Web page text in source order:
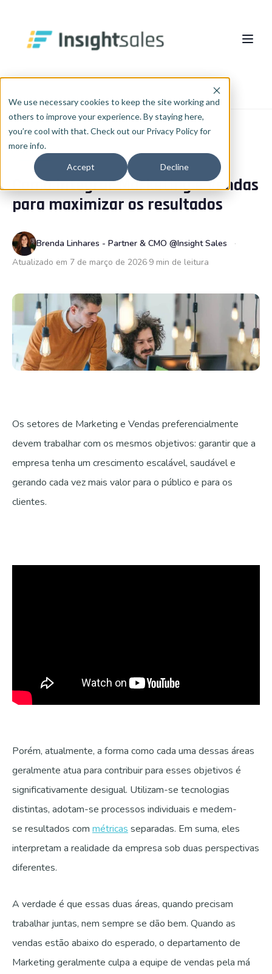
We use necessary cookies to keep the site working and
others to improve your experience. By staying here,
you’re cool with that. Check out our Privacy Policy for
more info.
Accept Decline
O Que Fazemos
Implementação HubSpot
RevOps
Consultoria de Dados e IA
Integrações
HubSpot WhiteLabel
Insights
Cases
Blog
InsightCast
PT
🇧🇷 Português
🇪🇸 Español
Fale com a gente
REVOPS
Como integrar Marketing e Vendas
para maximizar os resultados
Brenda Linhares - Partner & CMO @Insight Sales
Atualizado em 7 de março de 2026 9 min de leitura
Os setores de Marketing e Vendas preferencialmente
devem trabalhar com os mesmos objetivos: garantir que a
empresa tenha um crescimento escalável, saudável e
gerando cada vez mais valor para o público e para os
clientes.
Porém, atualmente, a forma como cada uma dessas áreas
geralmente atua para contribuir para esses objetivos é
significativamente desigual. Utilizam-se tecnologias
distintas, adotam-se processos individuais e medem-
se resultados com métricas separadas. Em suma, eles
interpretam a realidade da empresa sob duas perspectivas
diferentes.
A verdade é que essas duas áreas, quando precisam
trabalhar juntas, nem sempre se dão bem. Quando as
vendas estão abaixo do esperado, o departamento de
Marketing geralmente culpa a equipe de vendas pela má